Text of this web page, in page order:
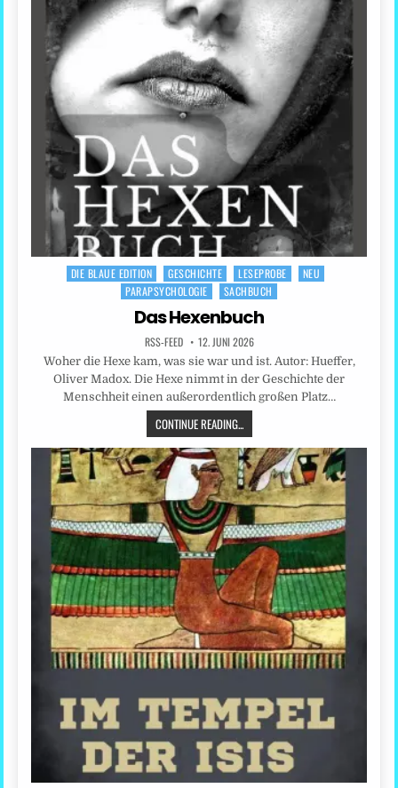
Posted
DIE BLAUE EDITION GESCHICHTE LESEPROBE
NEU
PARAPSYCHOLOGIE
SACHBUCH
Das Hexenbuch
RSS-FEED 12. JUNI 2026
Woher die Hexe kam, was sie war und ist. Autor: Hueffer,
Oliver Madox. Die Hexe nimmt in der Geschichte der
Menschheit einen außerordentlich großen Platz…
CONTINUE READING...